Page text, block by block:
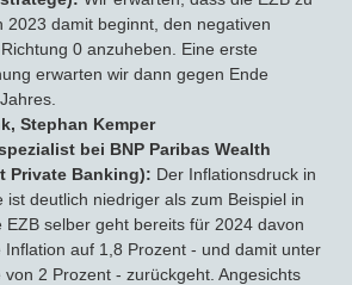
2023 damit beginnt, den negativen
0 anzuheben. Eine erste
erwarten wir dann gegen Ende
Stephan Kemper
bei BNP Paribas Wealth
Private Banking): Der Inflationsdruck in
ist deutlich niedriger als zum Beispiel in
EZB selber geht bereits für 2024 davon
Inflation auf 1,8 Prozent - und damit unter
2 Prozent - zurückgeht. Angesichts